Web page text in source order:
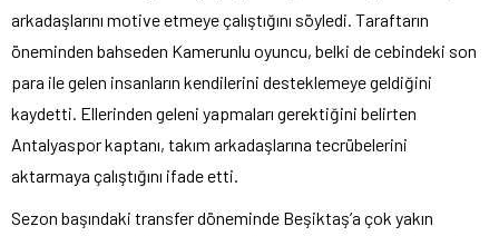
arkadaşlarını motive etmeye çalıştığını söyledi. Taraftarın
öneminden bahseden Kamerunlu oyuncu, belki de cebindeki son
para ile gelen insanların kendilerini desteklemeye geldiğini
kaydetti. Ellerinden geleni yapmaları gerektiğini belirten
Antalyaspor kaptanı, takım arkadaşlarına tecrübelerini
aktarmaya çalıştığını ifade etti.
Sezon başındaki transfer döneminde Beşiktaş’a çok yakın